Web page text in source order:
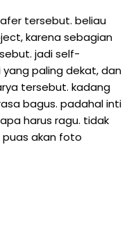
tersebut. beliau
karena sebagian
jadi self-
paling dekat, dan
tersebut. kadang
bagus. padahal inti
harus ragu. tidak
akan foto